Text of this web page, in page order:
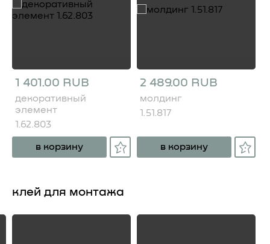
1 401.00 RUB
декоративный
элемент
1.62.803
в корзину
2 489.00 RUB
молдинг
1.51.817
в корзину
клей для монтажа